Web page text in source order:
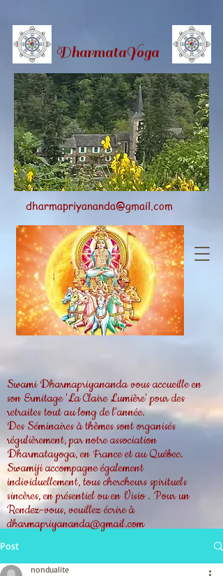
DharmataYoga
dharmapriyananda@gmail.com
Swami Dharmapriyananda vous accueille en
son Ermitage 'La Claire Lumière' pour des
retraites tout au long de l'année.
Des Séminaires à thèmes sont organisés
régulièrement, par notre association
Dharmatayoga, en France et au Québec.
Swamiji accompagne également
individuellement, tous chercheurs spirituels
sincères, en présentiel ou en Visio . Pour un
Rendez-vous, veuillez écrire à
dharmapriyananda@gmail.com
Post
nondualite